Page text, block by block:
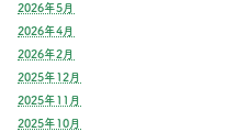
2026年5月
2026年4月
2026年2月
2025年12月
2025年11月
2025年10月